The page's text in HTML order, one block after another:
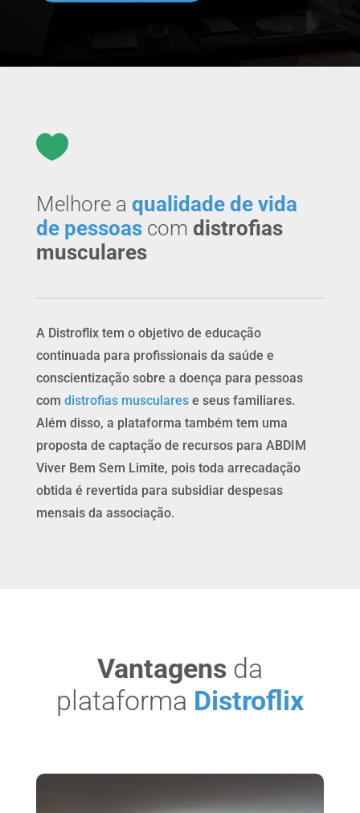

Melhore a qualidade de vida
de pessoascom distrofias
musculares
A Distroflix tem o objetivo de educação
continuada para profissionais da saúde e
conscientização sobre a doença para pessoas
com distrofias muscularese seus familiares.
Além disso, a plataforma também tem uma
proposta de captação de recursos para ABDIM
Viver Bem Sem Limite, pois toda arrecadação
obtida é revertida para subsidiar despesas
mensais da associação.
Vantagensda
plataforma Distroflix